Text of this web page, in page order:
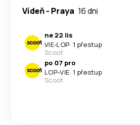
Vídeň- Praya 16 dni
ne 22 lis
VIE-LOP· 1 přestup
Scoot
po 07 pro
LOP-VIE· 1 přestup
Scoot